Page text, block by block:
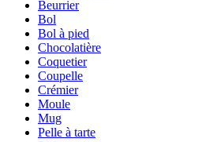
Beurrier
Bol
Bol à pied
Chocolatière
Coquetier
Coupelle
Crémier
Moule
Mug
Pelle à tarte